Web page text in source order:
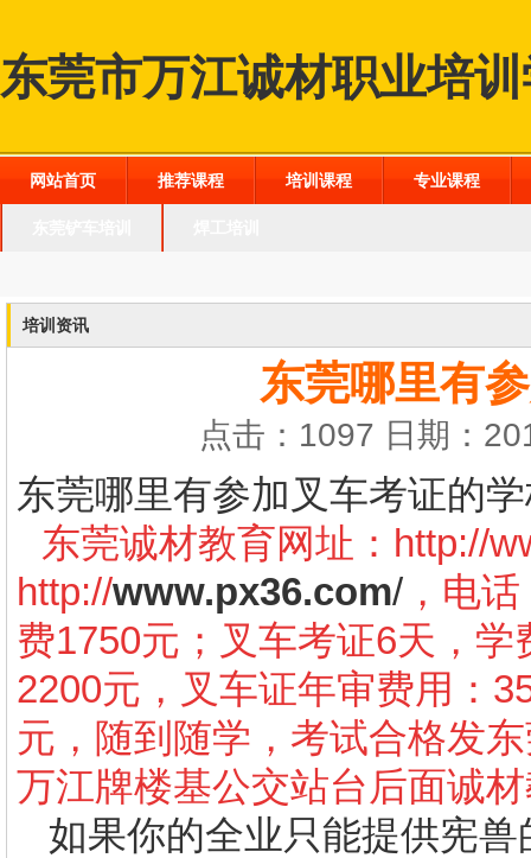
东莞市万江诚材职业培
网站首页 推荐课程 培训课程 专业课程
培训资讯
东莞哪里有
点击：1097 日期：
东莞哪里有参加叉车考证的
东莞诚材教育网址： http://
http://www.px36.com/ ，电
费1750元；叉车考证6天，
2200元，叉车证年审费用：
元，随到随学，考试合格发
万江牌楼基公交站台后面诚
如果你的全业只能提供宪